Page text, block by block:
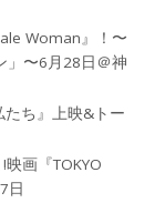
Woman』！〜
」〜6月28日＠神
たち』上映&トー
画『TOKYO
日